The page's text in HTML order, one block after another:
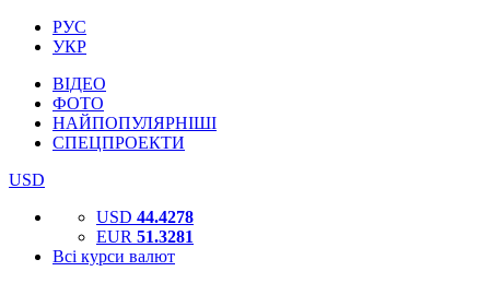
РУС
УКР
ВІДЕО
ФОТО
НАЙПОПУЛЯРНІШІ
СПЕЦПРОЕКТИ
USD
USD 44.4278
EUR 51.3281
Всі курси валют